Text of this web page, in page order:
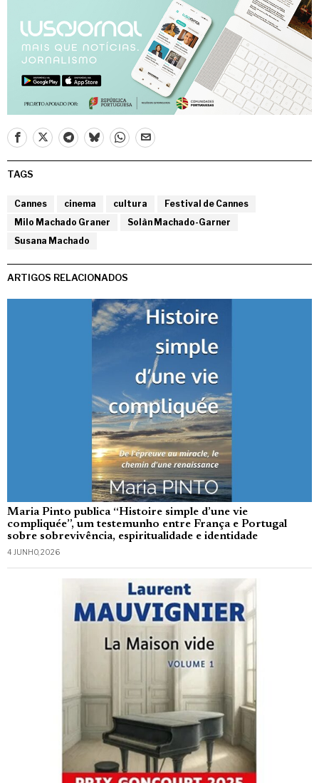
TAGS
Cannes cinema cultura
Festival de Cannes
Milo Machado Graner
Solàn Machado-Garner
Susana Machado
ARTIGOS RELACIONADOS
Maria Pinto publica “Histoire simple d’une vie
compliquée”, um testemunho entre França e Portugal
sobre sobrevivência, espiritualidade e identidade
4 JUNHO, 2026